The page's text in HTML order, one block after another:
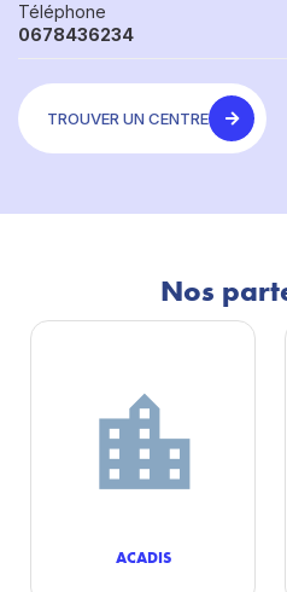
Téléphone
0678436234
TROUVER UN CENTRE
Nos
ACADIS